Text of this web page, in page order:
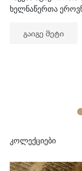
ხელნაწერთა
გაიგე მეტი
კოლექციები